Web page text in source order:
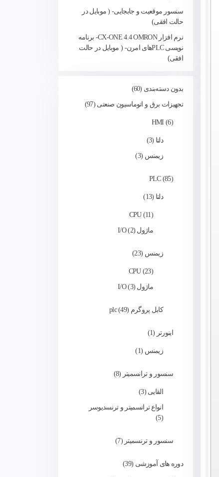
سنسور موقعیت و جابجایی- ( موبایل در
حالت افقی)
نرم افزار CX-ONE 4.4 OMRON- برنامه
نویسی PLCهای امرن- ( موبایل در حالت
افقی)
بدون دسته‌بندی 60
تجهیزات برق و اتوماسیون صنعتی 97
HMI 6
دلتا 3
زیمنس 3
PLC 85
دلتا 13
CPU 11
ماژول I/O 2
زیمنس 23
CPU 23
ماژول I/O 3
کابل پروگرم plc 49
اینورتر 1
زیمنس 1
سنسور و ترانسمیتر 8
القایی 3
انواع ترانسمیتر و ترنسدیوسر
5
سنسور و ترنسمیتر 7
دوره های آموزشی 39